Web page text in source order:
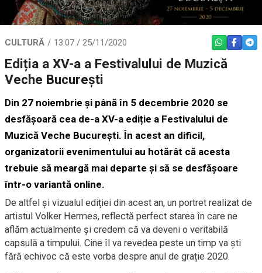
CULTURĂ 13:07 / 25/11/2020 WHATSAPP
Ediția a XV-a a Festivalului de Muzică
Veche București
Din 27 noiembrie și până în 5 decembrie 2020 se
desfășoară cea de-a XV-a ediție a Festivalului de
Muzică Veche București. În acest an dificil,
organizatorii evenimentului au hotărât că acesta
trebuie să meargă mai departe și să se desfășoare
într-o variantă online.
De altfel și vizualul ediției din acest an, un portret realizat de
artistul Volker Hermes, reflectă perfect starea în care ne
aflăm actualmente și credem că va deveni o veritabilă
capsulă a timpului. Cine îl va revedea peste un timp va ști
fără echivoc că este vorba despre anul de grație 2020.